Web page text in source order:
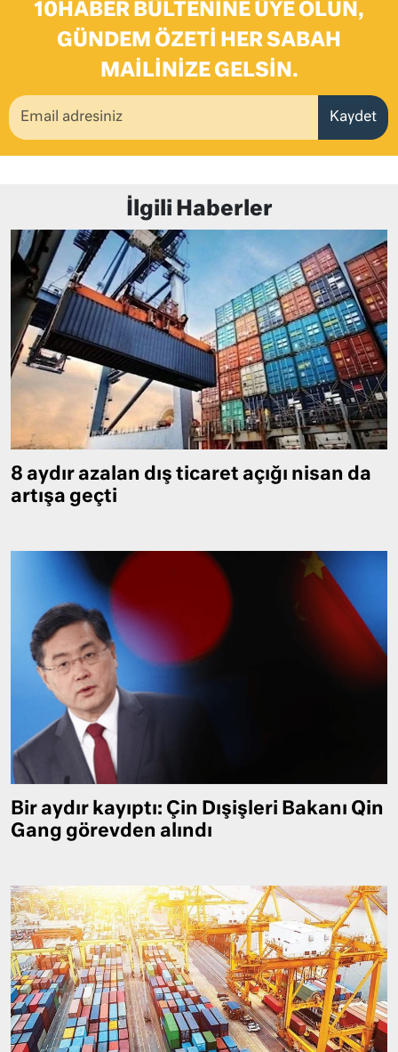
10HABER BÜLTENINE ÜYE OLUN,
GÜNDEM ÖZETI HER SABAH
MAILINIZE GELSIN.
Kaydet
İlgili Haberler
8 aydır azalan dış ticaret açığı nisan da
artışa geçti
Bir aydır kayıptı: Çin Dışişleri Bakanı Qin
Gang görevden alındı